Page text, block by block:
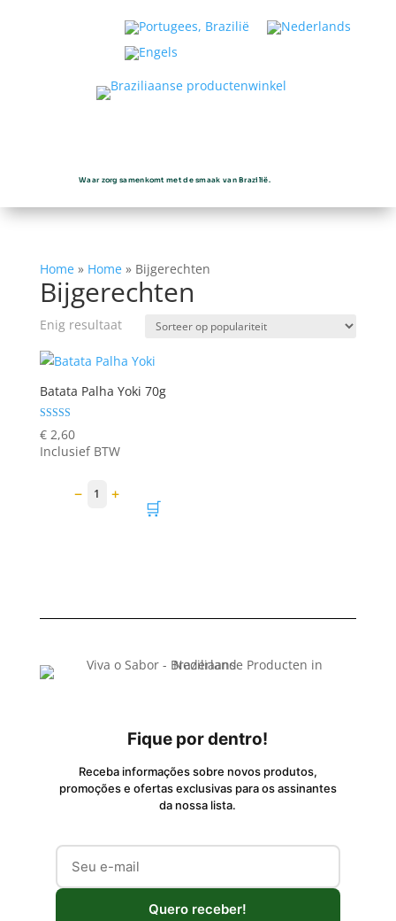
Waar zorg samenkomt met de smaak van Brazilië.
Home» Home» Bijgerechten
Bijgerechten
Enig resultaat
Batata Palha Yoki 70g
Gewaardeerd
5.00
uit 5
€2,60
Inclusief BTW
− 1 +
🛒
Fique por dentro!
Receba informações sobre novos produtos,
promoções e ofertas exclusivas para os assinantes
da nossa lista.
Quero receber!